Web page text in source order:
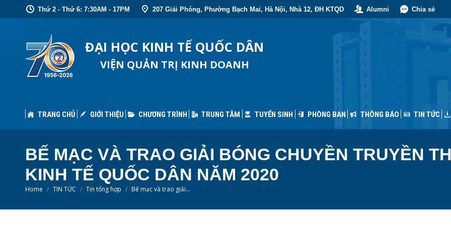
Thứ 2 - Thứ 6: 7:30AM - 17PM 207 Giải Phóng, Phường Bạch Mai, Hà Nội, Nhà 12, ĐH KTQD Alumni Chia sẻ
ĐẠI HỌC KINH TẾ QUỐC DÂN
VIỆN QUẢN TRỊ KINH DOANH
TRANG CHỦ GIỚI THIỆU CHƯƠNG TRÌNH TRUNG TÂM TUYỂN SINH PHÒNG BAN THÔNG BÁO TIN TỨC
BẾ MẠC VÀ TRAO GIẢI BÓNG CHUYỀN TRUYỀN
KINH TẾ QUỐC DÂN NĂM 2020
You are here:
Home TIN TỨC Tin tổng hợp Bế mạc và trao giải…
CHƯƠNG TRÌNH TRUNG TÂM TUYỂN SINH PHÒNG BAN THÔNG BÁO